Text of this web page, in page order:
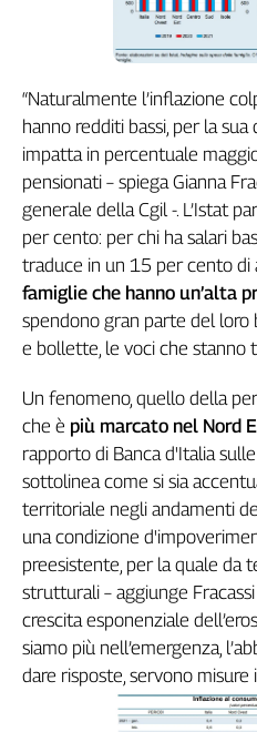
Le
trasmissioni
tv
Work
in
Progress
L'Italia
nel
Lavoro
Territori
Abruzzo-
Adige
Basilicata
Emilia-
Romagna
Friuli
Venezia
Giulia
“Naturalmente l’inflazione
hanno redditi bassi, per la
impatta in percentuale
pensionati – spiega Gianna
generale della Cgil -. L’Istat
per cento: per chi ha salari
traduce in un 15 per cento di
famiglie che hanno un’alta
spendono gran parte del
e bollette, le voci che stanno
Un fenomeno, quello della
che è più marcato nel Nord
rapporto di Banca d'Italia
sottolinea come si sia
territoriale negli andamenti
una condizione
preesistente, per la quale da
strutturali – aggiunge
crescita esponenziale
siamo più nell’emergenza,
dare risposte, servono